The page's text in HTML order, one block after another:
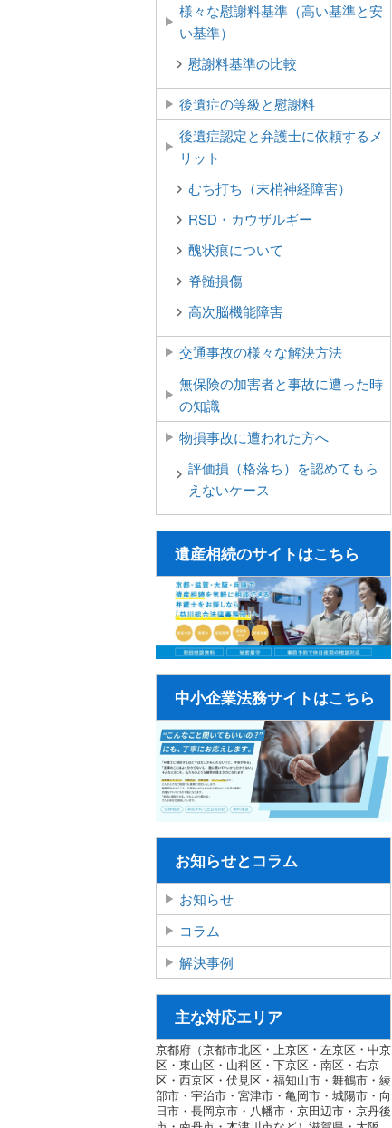
様々な慰謝料基準（高い基準と安
い基準）
慰謝料基準の比較
後遺症の等級と慰謝料
後遺症認定と弁護士に依頼するメ
リット
むち打ち（末梢神経障害）
RSD・カウザルギー
醜状痕について
脊髄損傷
高次脳機能障害
交通事故の様々な解決方法
無保険の加害者と事故に遭った時
の知識
物損事故に遭われた方へ
評価損（格落ち）を認めてもら
えないケース
遺産相続のサイトはこちら
中小企業法務サイトはこちら
お知らせとコラム
お知らせ
コラム
解決事例
主な対応エリア
京都府（京都市北区・上京区・左京区・中京
区・東山区・山科区・下京区・南区・右京
区・西京区・伏見区・福知山市・舞鶴市・綾
部市・宇治市・宮津市・亀岡市・城陽市・向
日市・長岡京市・八幡市・京田辺市・京丹後